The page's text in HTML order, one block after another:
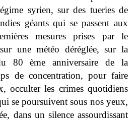
syrien, sur des tueries de
géants qui se passent aux
mesures prises par le
une météo déréglée, sur la
80 ème anniversaire de la
de concentration, pour faire
occulter les crimes quotidiens
se poursuivent sous nos yeux,
dans un silence assourdissant